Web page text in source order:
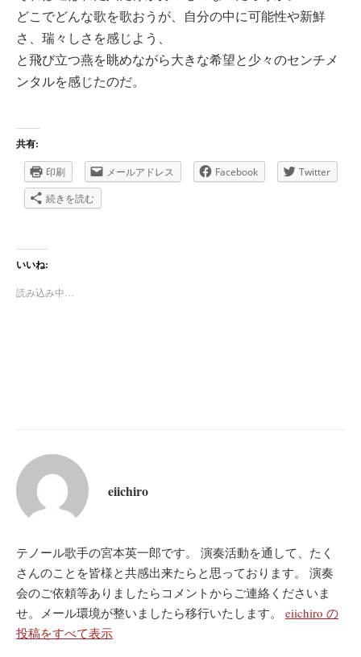
どこでどんな歌を歌おうが、自分の中に可能性や新鮮
さ、瑞々しさを感じよう、
と飛び立つ燕を眺めながら大きな希望と少々のセンチメ
ンタルを感じたのだ。
共有:
印刷 メールアドレス Facebook
Twitter
続きを読む
いいね:
読み込み中…
eiichiro
テノール歌手の宮本英一郎です。 演奏活動を通して、たく
さんのことを皆様と共感出来たらと思っております。 演奏
会のご依頼等ありましたらコメントからご連絡くださいま
せ。メール環境が整いましたら移行いたします。 eiichiro の
投稿をすべて表示